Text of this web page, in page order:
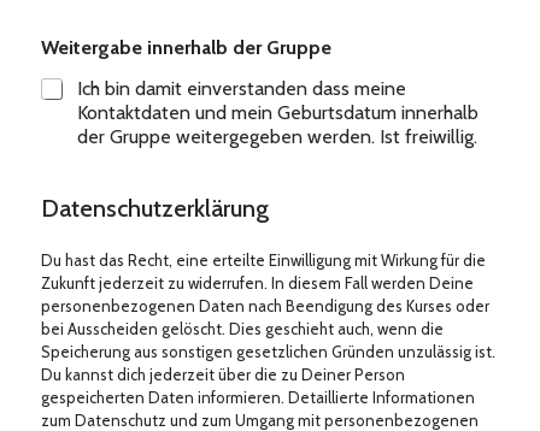
Weitergabe innerhalb der Gruppe
Ich bin damit einverstanden dass meine
Kontaktdaten und mein Geburtsdatum innerhalb
der Gruppe weitergegeben werden. Ist freiwillig.
Datenschutzerklärung
Du hast das Recht, eine erteilte Einwilligung mit Wirkung für die
Zukunft jederzeit zu widerrufen. In diesem Fall werden Deine
personenbezogenen Daten nach Beendigung des Kurses oder
bei Ausscheiden gelöscht. Dies geschieht auch, wenn die
Speicherung aus sonstigen gesetzlichen Gründen unzulässig ist.
Du kannst dich jederzeit über die zu Deiner Person
gespeicherten Daten informieren. Detaillierte Informationen
zum Datenschutz und zum Umgang mit personenbezogenen